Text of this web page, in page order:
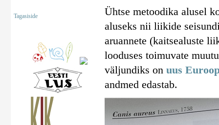
Tagasiside
Ühtse metoodika alusel
aluseks nii liikide
aruannete (kaitsealuste
looduses toimuvate
väljundiks on uus
andmed edastab.